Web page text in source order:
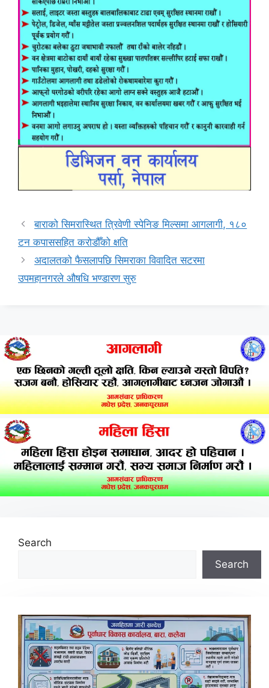
बाराको सिमरास्थित त्रिवेणी स्पेनिङ मिल्समा आगलागी, १८०
टन कपाससहित करोडौँको क्षति
अदालतको फैसलापछि सिमराका विवादित सटरमा
उपमहानगरले औषधि भण्डारण सुरु
Search
Search